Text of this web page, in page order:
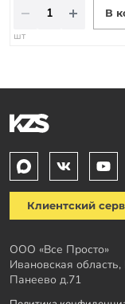
В
шт
Клиентский
ООО «Все Просто»
Ивановская
Панеево д.71